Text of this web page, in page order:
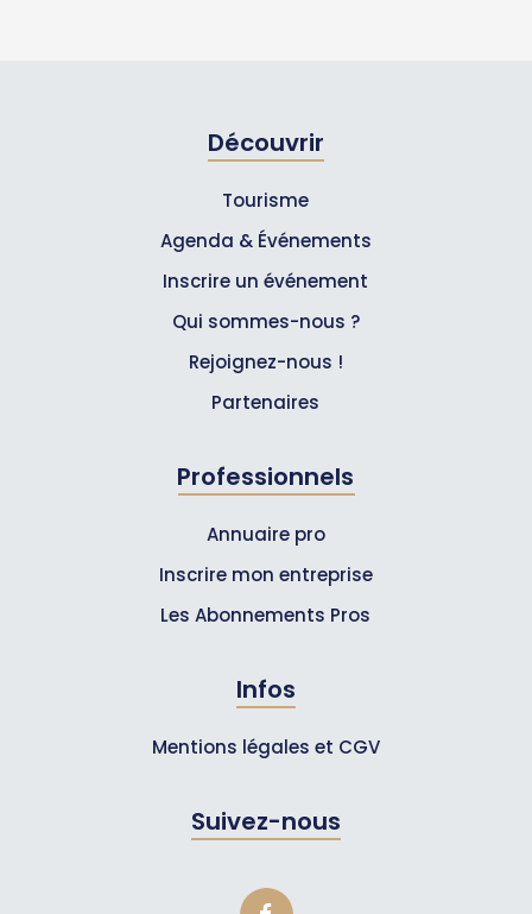
Découvrir
Tourisme
Agenda & Événements
Inscrire un événement
Qui sommes-nous ?
Rejoignez-nous !
Partenaires
Professionnels
Annuaire pro
Inscrire mon entreprise
Les Abonnements Pros
Infos
Mentions légales et CGV
Suivez-nous